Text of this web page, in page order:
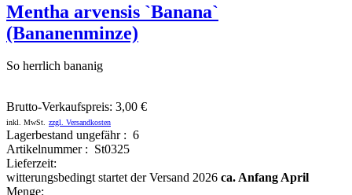
Mentha arvensis `Banana`
(Bananenminze)
So herrlich bananig
Brutto-Verkaufspreis: 3,00 €
inkl. MwSt. zzgl. Versandkosten
Lagerbestand ungefähr : 6
Artikelnummer : St0325
Lieferzeit:
witterungsbedingt startet der Versand 2026 ca. Anfang April
Menge: